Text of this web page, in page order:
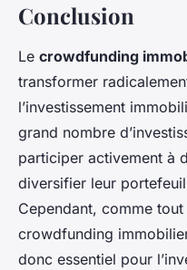
Conclusion
Le crowdfunding
transformer
l’investissement
grand nombre
participer activement à
diversifier leur
Cependant, comme
crowdfunding
donc essentiel pour